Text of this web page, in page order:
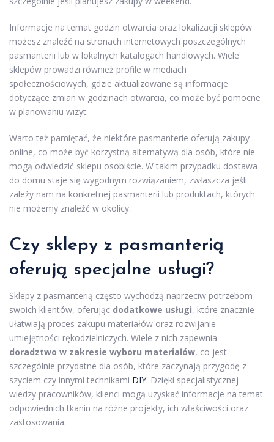
Informacje na temat godzin otwarcia oraz lokalizacji sklepów
możesz znaleźć na stronach internetowych poszczególnych
pasmanterii lub w lokalnych katalogach handlowych. Wiele
sklepów prowadzi również profile w mediach
społecznościowych, gdzie aktualizowane są informacje
dotyczące zmian w godzinach otwarcia, co może być pomocne
w planowaniu wizyt.
Warto też pamiętać, że niektóre pasmanterie oferują zakupy
online, co może być korzystną alternatywą dla osób, które nie
mogą odwiedzić sklepu osobiście. W takim przypadku dostawa
do domu staje się wygodnym rozwiązaniem, zwłaszcza jeśli
zależy nam na konkretnej pasmanterii lub produktach, których
nie możemy znaleźć w okolicy.
Czy sklepy z pasmanterią
oferują specjalne usługi?
Sklepy z pasmanterią często wychodzą naprzeciw potrzebom
swoich klientów, oferując dodatkowe usługi, które znacznie
ułatwiają proces zakupu materiałów oraz rozwijanie
umiejętności rękodzielniczych. Wiele z nich zapewnia
doradztwo w zakresie wyboru materiałów, co jest
szczególnie przydatne dla osób, które zaczynają przygodę z
szyciem czy innymi technikami DIY. Dzięki specjalistycznej
wiedzy pracowników, klienci mogą uzyskać informacje na temat
odpowiednich tkanin na różne projekty, ich właściwości oraz
zastosowania.